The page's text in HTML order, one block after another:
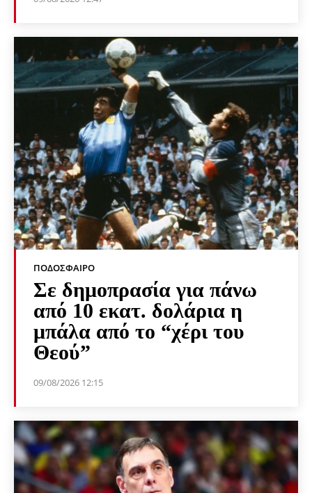
ΠΟΔΌΣΦΑΙΡΟ
Σε δημοπρασία για πάνω
από 10 εκατ. δολάρια η
μπάλα από το “χέρι του
Θεού”
09/08/2026 12:15